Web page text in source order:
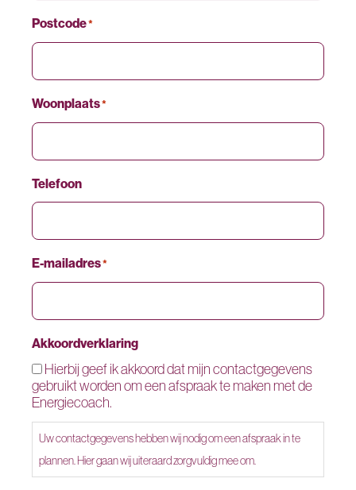
Postcode*
Woonplaats*
Telefoon
E-mailadres*
Akkoordverklaring
Hierbij geef ik akkoord dat mijn contactgegevens
gebruikt worden om een afspraak te maken met de
Energiecoach.
Uw contactgegevens hebben wij nodig om een afspraak in te
plannen. Hier gaan wij uiteraard zorgvuldig mee om.